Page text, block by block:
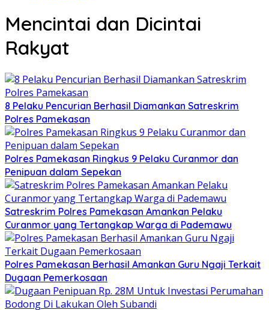
Mencintai dan Dicintai
Rakyat
8 Pelaku Pencurian Berhasil Diamankan Satreskrim
Polres Pamekasan
Polres Pamekasan Ringkus 9 Pelaku Curanmor dan
Penipuan dalam Sepekan
Satreskrim Polres Pamekasan Amankan Pelaku
Curanmor yang Tertangkap Warga di Pademawu
Polres Pamekasan Berhasil Amankan Guru Ngaji Terkait
Dugaan Pemerkosaan